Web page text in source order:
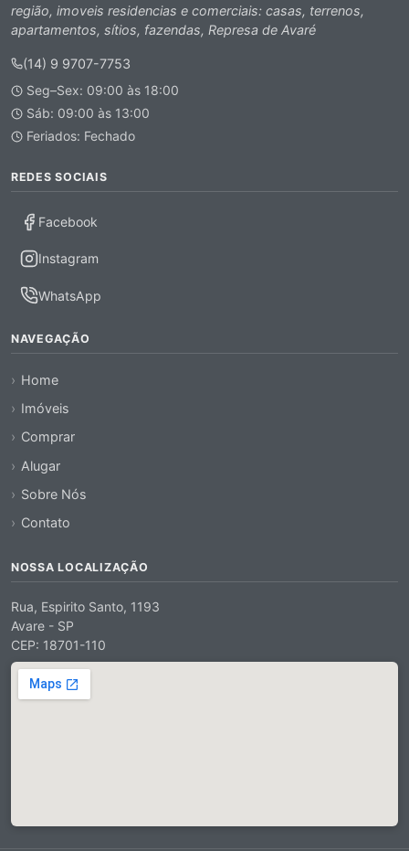
região, imoveis residencias e comerciais: casas, terrenos,
apartamentos, sítios, fazendas, Represa de Avaré
(14) 9 9707-7753
Seg–Sex: 09:00 às 18:00
Sáb: 09:00 às 13:00
Feriados: Fechado
REDES SOCIAIS
Facebook
Instagram
WhatsApp
NAVEGAÇÃO
Home
Imóveis
Comprar
Alugar
Sobre Nós
Contato
NOSSA LOCALIZAÇÃO
Rua, Espirito Santo, 1193
Avare - SP
CEP: 18701-110